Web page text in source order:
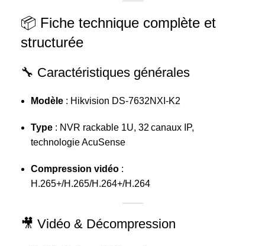
📦 Fiche technique complète et
structurée
🔧 Caractéristiques générales
Modèle : Hikvision DS‑7632NXI‑K2
Type : NVR rackable 1U, 32 canaux IP,
technologie AcuSense
Compression vidéo :
H.265+/H.265/H.264+/H.264
🎥 Vidéo & Décompression